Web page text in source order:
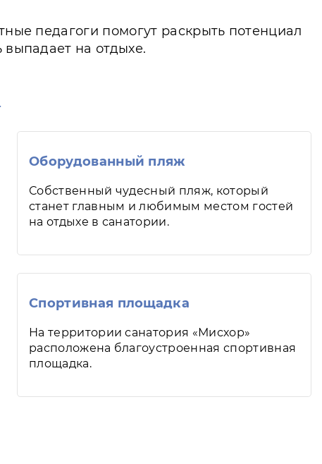
педагоги помогут раскрыть потенциал
выпадает на отдыхе.
Оборудованный пляж
Собственный чудесный пляж, который
станет главным и любимым местом гостей
на отдыхе в санатории.
Спортивная площадка
На территории санатория «Мисхор»
расположена благоустроенная спортивная
площадка.